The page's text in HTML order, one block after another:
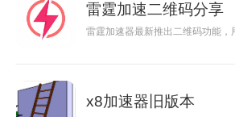
雷霆加速二维码分享
雷霆加速器最新推出二维码功能
x8加速器旧版本